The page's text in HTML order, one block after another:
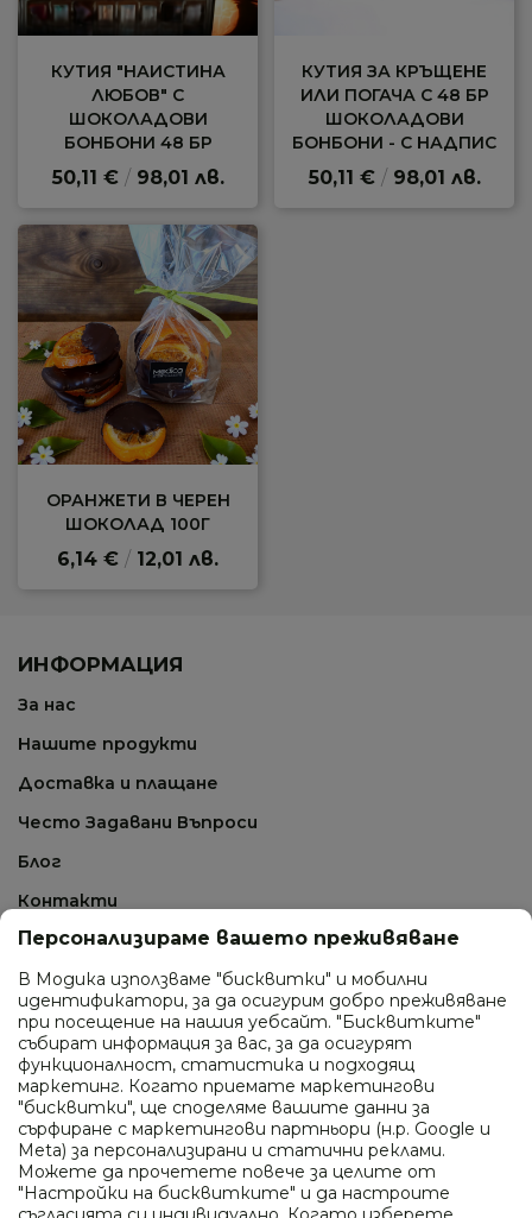
КУТИЯ "НАИСТИНА
ЛЮБОВ" С
ШОКОЛАДОВИ
БОНБОНИ 48 БР
50,11 € /98,01 лв.
КУТИЯ ЗА КРЪЩЕНЕ
ИЛИ ПОГАЧА С 48 БР
ШОКОЛАДОВИ
БОНБОНИ - С НАДПИС
50,11 € /98,01 лв.
ОРАНЖЕТИ В ЧЕРЕН
ШОКОЛАД 100Г
6,14 € / 12,01 лв.
ИНФОРМАЦИЯ
За нас
Нашите продукти
Доставка и плащане
Често Задавани Въпроси
Блог
Контакти
0895 410 277
ул. Промишлена 24, гр. София
info@modica.bg
Работно време
Понеделник - петък: 10:00 - 18:00
Събота и неделя: почивен ден
Персонализираме вашето преживяване
В Модика използваме "бисквитки" и мобилни
идентификатори, за да осигурим добро преживяване
при посещение на нашия уебсайт. "Бисквитките"
събират информация за вас, за да осигурят
функционалност, статистика и подходящ
маркетинг. Когато приемате маркетингови
"бисквитки", ще споделяме вашите данни за
сърфиране с маркетингови партньори (н.р. Google и
Meta) за персонализирани и статични реклами.
Можете да прочетете повече за целите от
"Настройки на бисквитките" и да настроите